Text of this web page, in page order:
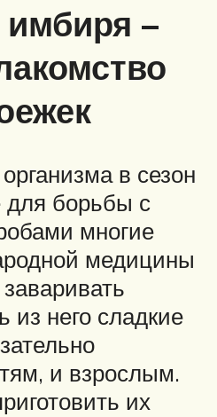
–
в сезон
для борьбы с
многие
медицины
из него сладкие
и взрослым.
их